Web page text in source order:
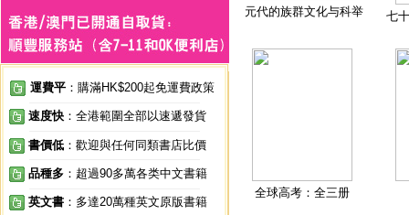
運費平 ：購滿HK$200起免運費政策
速度快 ：全港範圍全部以速遞發貨
書價低 ：歡迎與任何同類書店比價
品種多 ：超過90多萬各类中文書籍
英文書 ：多達20萬種英文原版書籍
元代的族群文化与科举 七
全球高考：全三册